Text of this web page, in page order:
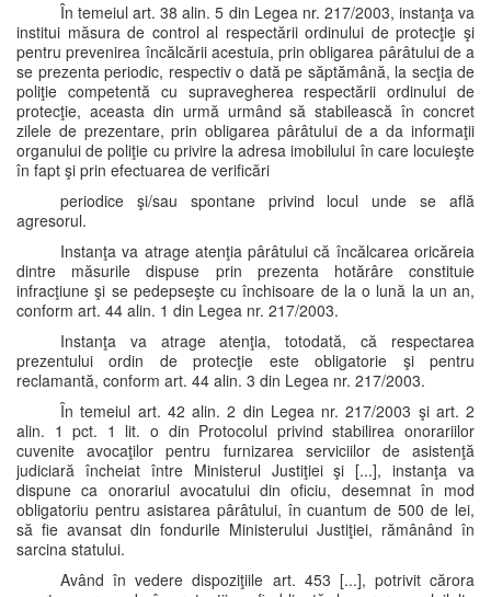
În temeiul art. 38 alin. 5 din Legea nr. 217/2003, instanţa va
institui măsura de control al respectării ordinului de protecţie şi
pentru prevenirea încălcării acestuia, prin obligarea pârâtului de a
se prezenta periodic, respectiv o dată pe săptămână, la secţia de
poliţie competentă cu supravegherea respectării ordinului de
protecţie, aceasta din urmă urmând să stabilească în concret
zilele de prezentare, prin obligarea pârâtului de a da informaţii
organului de poliţie cu privire la adresa imobilului în care locuieşte
în fapt şi prin efectuarea de verificări
periodice şi/sau spontane privind locul unde se află
agresorul.
Instanţa va atrage atenţia pârâtului că încălcarea oricăreia
dintre măsurile dispuse prin prezenta hotărâre constituie
infracţiune şi se pedepseşte cu închisoare de la o lună la un an,
conform art. 44 alin. 1 din Legea nr. 217/2003.
Instanţa va atrage atenţia, totodată, că respectarea
prezentului ordin de protecţie este obligatorie şi pentru
reclamantă, conform art. 44 alin. 3 din Legea nr. 217/2003.
În temeiul art. 42 alin. 2 din Legea nr. 217/2003 şi art. 2
alin. 1 pct. 1 lit. o din Protocolul privind stabilirea onorariilor
cuvenite avocaţilor pentru furnizarea serviciilor de asistenţă
judiciară încheiat între Ministerul Justiţiei şi [...], instanţa va
dispune ca onorariul avocatului din oficiu, desemnat în mod
obligatoriu pentru asistarea pârâtului, în cuantum de 500 de lei,
să fie avansat din fondurile Ministerului Justiţiei, rămânând în
sarcina statului.
Având în vedere dispoziţiile art. 453 [...], potrivit cărora